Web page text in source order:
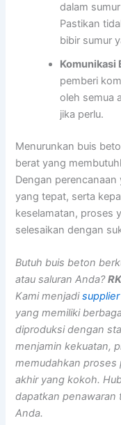
dalam
Pastikan
bibir sumur
Komunikasi
pemberi
oleh semua
jika perlu.
Menurunkan buis
berat yang
Dengan
yang tepat, serta
keselamatan, proses
selesaikan dengan
Butuh buis beton
atau saluran Anda?
Kami menjadi
yang memiliki
diproduksi dengan
menjamin kekuatan,
memudahkan proses
akhir yang kokoh.
dapatkan penawaran
Anda.